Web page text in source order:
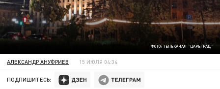
ФОТО: ТЕЛЕКАНАЛ "ЦАРЬГРАД"
АЛЕКСАНДР АНУФРИЕВ 15 ИЮЛЯ 04:34
ПОДПИШИТЕСЬ: